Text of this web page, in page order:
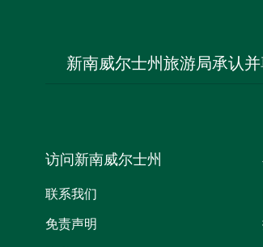
新南威尔士州旅游局承认
访问新南威尔士州
联系我们
免责声明